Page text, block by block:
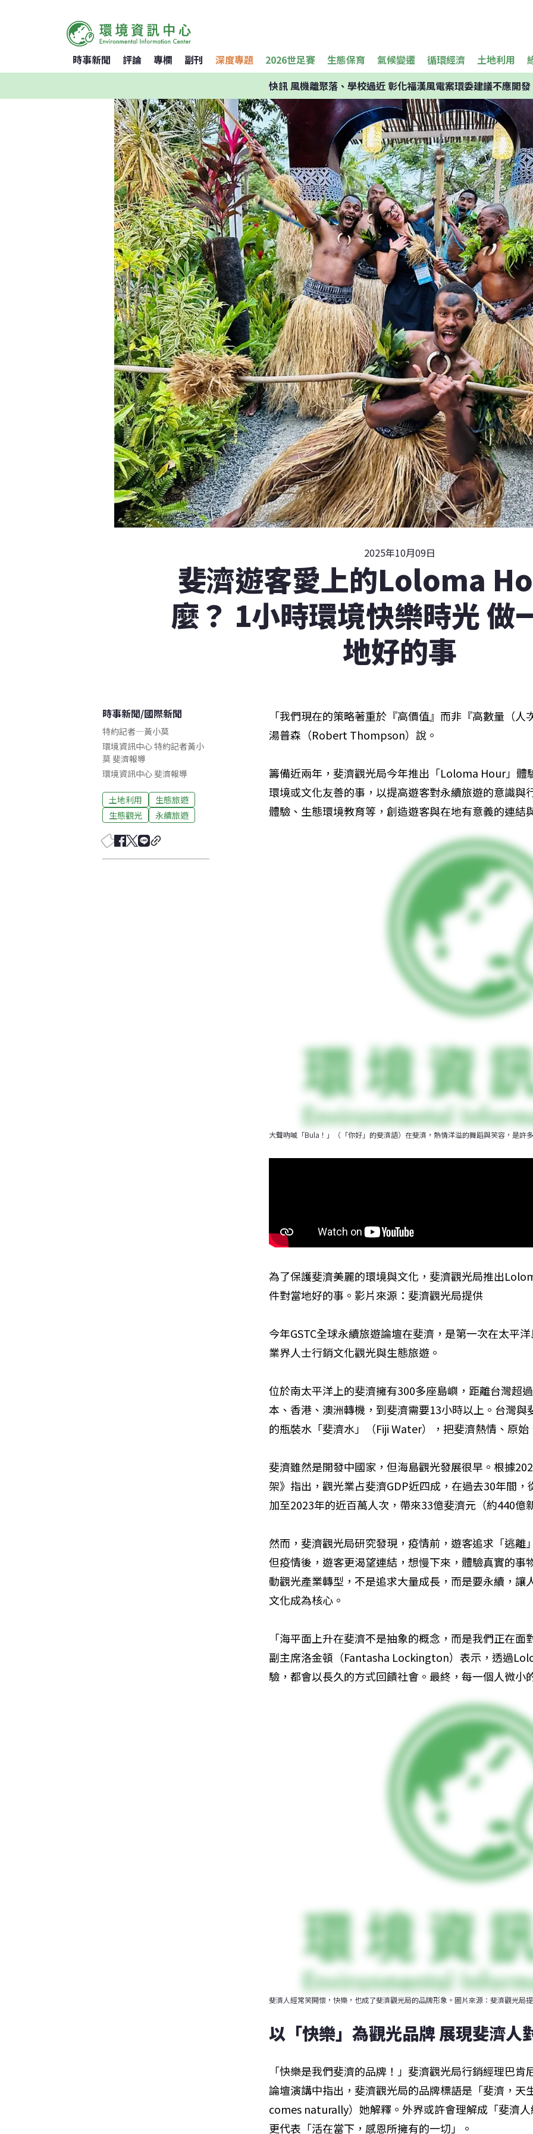
時事新聞 評論 專欄 副刊 深度專題 2026世足賽 生態保育 氣候變遷 循環經濟 土地利用
快訊風機離聚落、學校過近 彰化福漢風電案環委建議不應開發
2025年10月09日
斐濟遊客愛上的Loloma
麼？ 1小時環境快樂時光 做
地好的事
時事新聞/國際新聞
特約記者—黃小莫
環境資訊中心 特約記者黃小
莫 斐濟報導
環境資訊中心斐濟報導
土地利用
生態旅遊
生態觀光
永續旅遊
「我們現在的策略著重於『高價值』而非『高數量（
湯普森（Robert Thompson）說。
籌備近兩年，斐濟觀光局今年推出「Loloma Hour」體
環境或文化友善的事，以提高遊客對永續旅遊的意識與
體驗、生態環境教育等，創造遊客與在地有意義的連結
大聲吶喊「Bula！」（「你好」的斐濟語）在斐濟，熱情洋溢的舞蹈與笑容，是許
為了保護斐濟美麗的環境與文化，斐濟觀光局推出
件對當地好的事。影片來源：斐濟觀光局提供
今年GSTC全球永續旅遊論壇在斐濟，是第一次在太平
業界人士行銷文化觀光與生態旅遊。
位於南太平洋上的斐濟擁有300多座島嶼，距離台灣超
本、香港、澳洲轉機，到斐濟需要13小時以上。台灣
的瓶裝水「斐濟水」（Fiji Water），把斐濟熱情、原
斐濟雖然是開發中國家，但海島觀光發展很早。根據
架》指出，觀光業占斐濟GDP近四成，在過去30年間
加至2023年的近百萬人次，帶來33億斐濟元（約440億
然而，斐濟觀光局研究發現，疫情前，遊客追求「逃離
但疫情後，遊客更渴望連結，想慢下來，體驗真實的事
動觀光產業轉型，不是追求大量成長，而是要永續，讓
文化成為核心。
「海平面上升在斐濟不是抽象的概念，而是我們正在
副主席洛金頓（Fantasha Lockington）表示，透過
驗，都會以長久的方式回饋社會。最終，每一個人微小
斐濟人經常笑開懷，快樂，也成了斐濟觀光局的品牌形象。圖片來源：斐濟觀光局
以「快樂」為觀光品牌 展現斐濟人
「快樂是我們斐濟的品牌！」斐濟觀光局行銷經理巴
論壇演講中指出，斐濟觀光局的品牌標語是「斐濟，
comes naturally）她解釋。外界或許會理解成「斐濟
更代表「活在當下，感恩所擁有的一切」。